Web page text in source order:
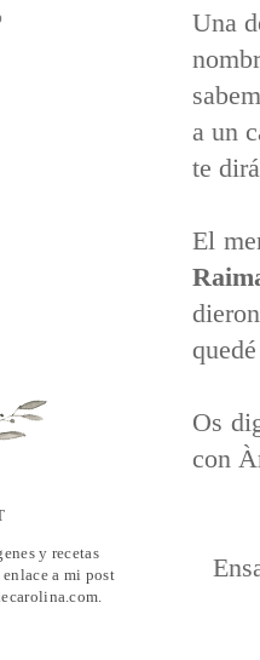
Una
a un
te
El
Os
con
y recetas
a mi post